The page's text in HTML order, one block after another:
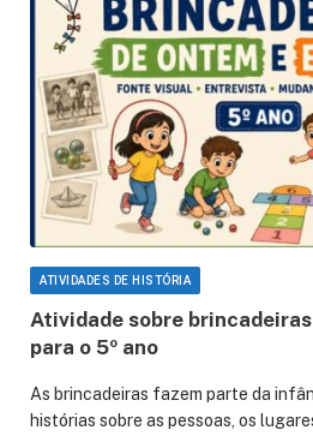
ATIVIDADES DE HISTÓRIA
Atividade sobre
para o 5º ano
As brincadeiras fazem parte da
histórias sobre as pessoas, os